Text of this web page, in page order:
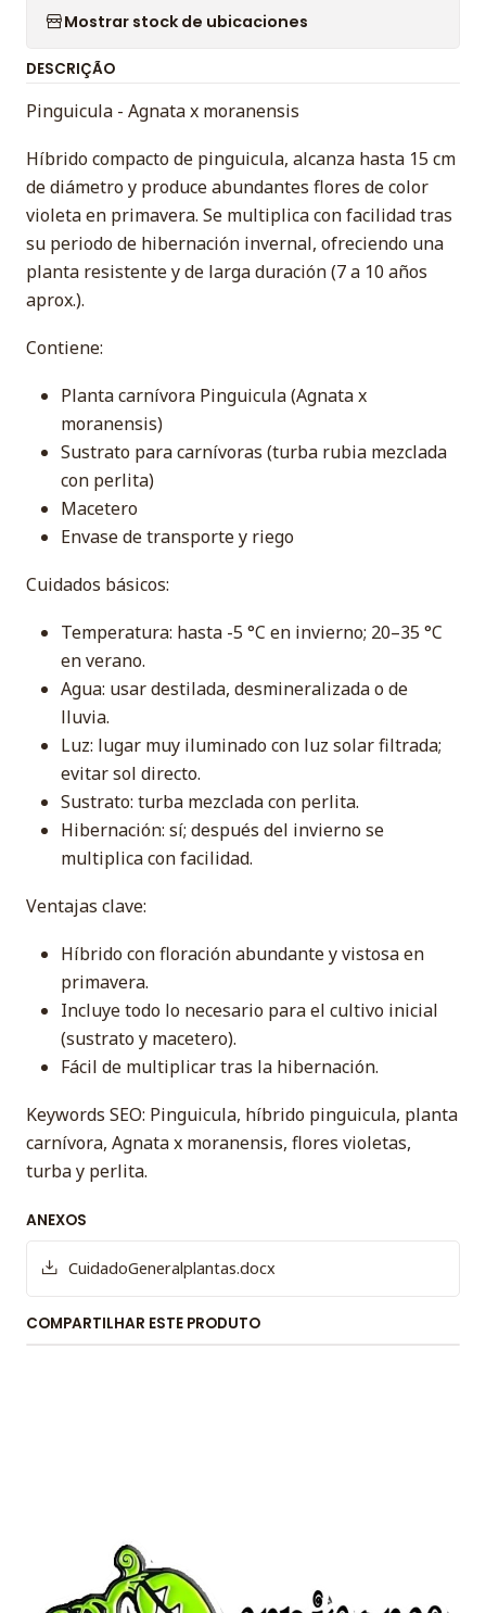
Mostrar stock de ubicaciones
DESCRIÇÃO
Pinguicula - Agnata x moranensis
Híbrido compacto de pinguicula, alcanza hasta 15 cm
de diámetro y produce abundantes flores de color
violeta en primavera. Se multiplica con facilidad tras
su periodo de hibernación invernal, ofreciendo una
planta resistente y de larga duración (7 a 10 años
aprox.).
Contiene:
Planta carnívora Pinguicula (Agnata x
moranensis)
Sustrato para carnívoras (turba rubia mezclada
con perlita)
Macetero
Envase de transporte y riego
Cuidados básicos:
Temperatura: hasta -5 °C en invierno; 20–35 °C
en verano.
Agua: usar destilada, desmineralizada o de
lluvia.
Luz: lugar muy iluminado con luz solar filtrada;
evitar sol directo.
Sustrato: turba mezclada con perlita.
Hibernación: sí; después del invierno se
multiplica con facilidad.
Ventajas clave:
Híbrido con floración abundante y vistosa en
primavera.
Incluye todo lo necesario para el cultivo inicial
(sustrato y macetero).
Fácil de multiplicar tras la hibernación.
Keywords SEO: Pinguicula, híbrido pinguicula, planta
carnívora, Agnata x moranensis, flores violetas,
turba y perlita.
ANEXOS
CuidadoGeneralplantas.docx
COMPARTILHAR ESTE PRODUTO